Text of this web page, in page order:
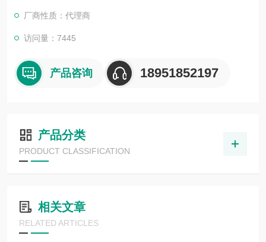
厂商性质：代理商
访问量：7445
产品咨询 18951852197
产品分类
PRODUCT CLASSIFICATION
相关文章
RELATED ARTICLES